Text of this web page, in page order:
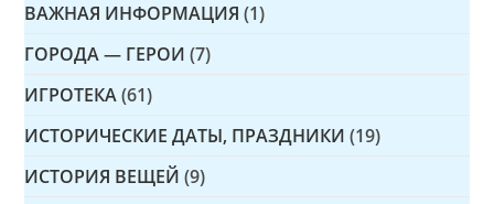
ВАЖНАЯ ИНФОРМАЦИЯ (1)
ГОРОДА — ГЕРОИ (7)
ИГРОТЕКА (61)
ИСТОРИЧЕСКИЕ ДАТЫ, ПРАЗДНИКИ (19)
ИСТОРИЯ ВЕЩЕЙ (9)